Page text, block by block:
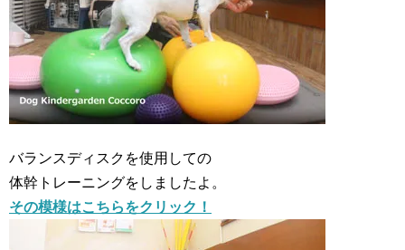
バランスディスクを使用しての
体幹トレーニングをしましたよ。
その模様はこちらをクリック！